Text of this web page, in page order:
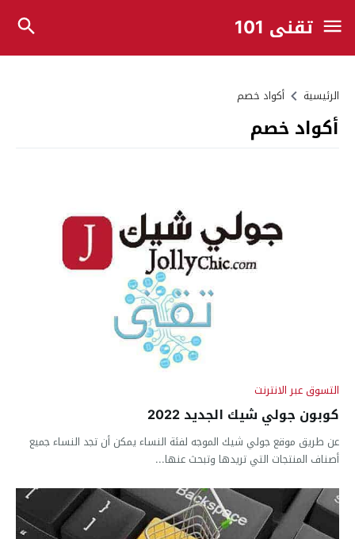
تقني 101
الرئيسية أكواد خصم
أكواد خصم
التسوق عبر الانترنت
كوبون جولي شيك الجديد 2022
عن طريق موقع جولي شيك الموجه لفئة النساء يمكن أن تجد النساء جميع
أصناف المنتجات التي تريدها وتبحث عنها...